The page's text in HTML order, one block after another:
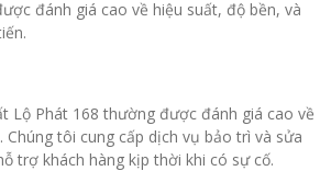
đánh giá cao về hiệu suất, độ bền, và
Lộ Phát 168 thường được đánh giá cao về
Chúng tôi cung cấp dịch vụ bảo trì và sửa
trợ khách hàng kịp thời khi có sự cố.